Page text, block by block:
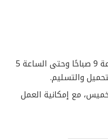
ساعات العمل تبدأ من الساعة 9 صباحًا وحتى الساعة 5
والتسليم.
مع إمكانية العمل